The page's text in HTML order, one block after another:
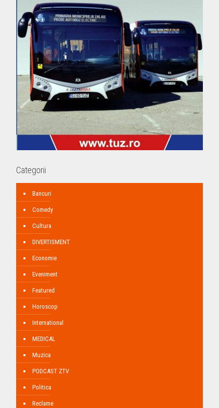
Categorii
Bancuri
Comedy
Cultura
DIVERTISMENT
Economie
Eveniment
Featured
Horoscop
International
MEDICAL
Muzica
PODCAST ZTV
Politica
Reclame